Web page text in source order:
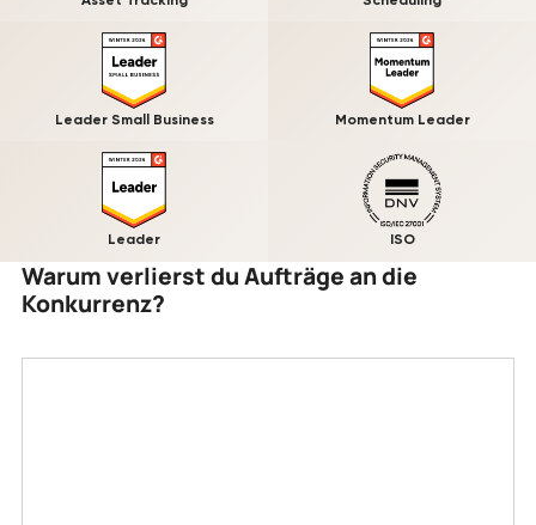
Leader Small Business Momentum Leader
Leader ISO
Warum verlierst du Aufträge an die
Konkurrenz?